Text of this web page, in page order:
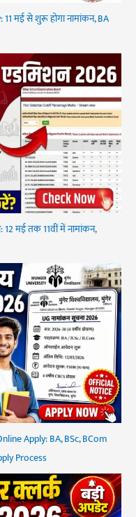
मई से शुरू होगा नामांकन, BA
मई तक 11वीं में नामांकन,
Apply: BA, BSc, BCom
Process